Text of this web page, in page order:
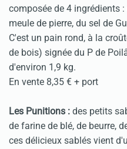
composée de 4 ingrédients
meule de pierre, du sel de
C'est un pain rond, à la
de bois) signée du P de
d'environ 1,9 kg.
En vente 8,35 € + port
Les Punitions : des petits
de farine de blé, de beurre,
ces délicieux sablés vient